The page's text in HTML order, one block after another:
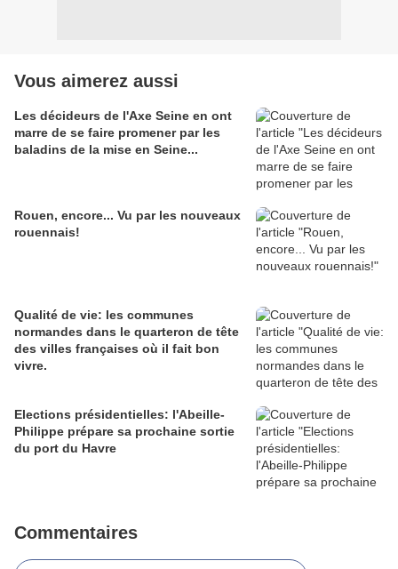
Vous aimerez aussi
Les décideurs de l'Axe Seine en ont
marre de se faire promener par les
baladins de la mise en Seine...
Rouen, encore... Vu par les nouveaux
rouennais!
Qualité de vie: les communes
normandes dans le quarteron de tête
des villes françaises où il fait bon
vivre.
Elections présidentielles: l'Abeille-
Philippe prépare sa prochaine sortie
du port du Havre
Commentaires